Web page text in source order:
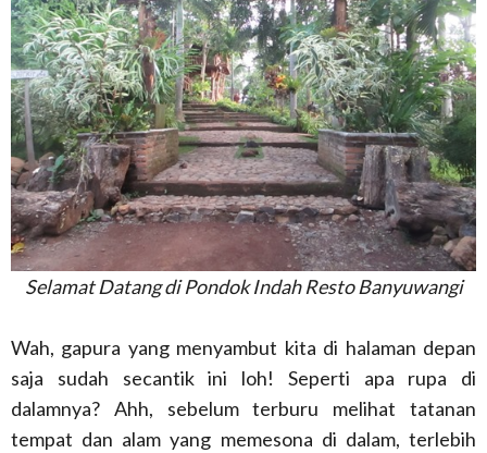
Selamat Datang di Pondok Indah Resto Banyuwangi
Wah, gapura yang menyambut kita di halaman depan
saja sudah secantik ini loh! Seperti apa rupa di
dalamnya? Ahh, sebelum terburu melihat tatanan
tempat dan alam yang memesona di dalam, terlebih